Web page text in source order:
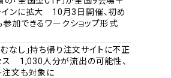
インに拡大 10月3日開催、初め
参加できるワークショップ形式
むなし」持ち帰り注文サイトに不正
ス 1,030人分が流出の可能性、
注文も対象に